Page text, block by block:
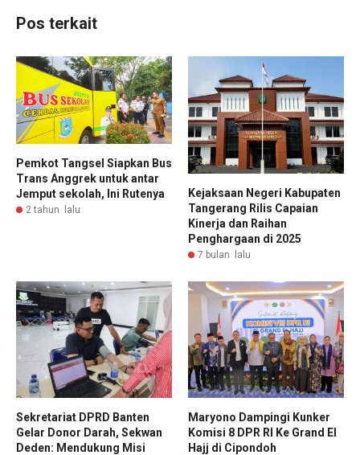
Pos terkait
Pemkot Tangsel Siapkan Bus
Trans Anggrek untuk antar
Jemput sekolah, Ini Rutenya
2 tahun lalu
Kejaksaan Negeri Kabupaten
Tangerang Rilis Capaian
Kinerja dan Raihan
Penghargaan di 2025
7 bulan lalu
Sekretariat DPRD Banten
Gelar Donor Darah, Sekwan
Deden: Mendukung Misi
Maryono Dampingi Kunker
Komisi 8 DPR RI Ke Grand El
Hajj di Cipondoh